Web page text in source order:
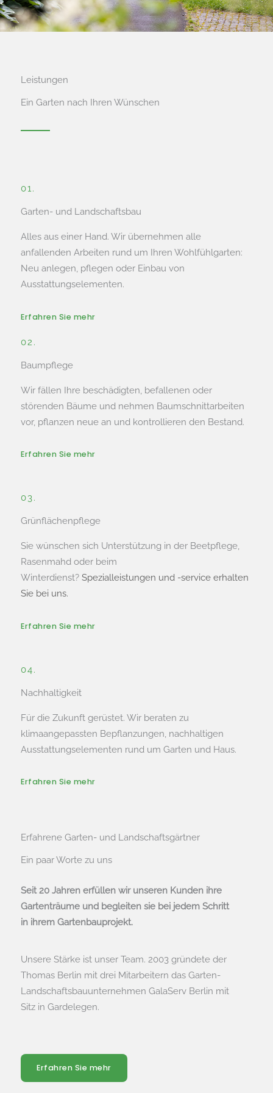
Wir realisieren alles aus einer Hand. Wir holen
schnell, professionell und zu fairen Preisen.
Leistungen
Ein Garten nach Ihren Wünschen
01.
Garten- und Landschaftsbau
Alles aus einer Hand. Wir übernehmen alle
anfallenden Arbeiten rund um Ihren Wohlfühlgarten:
Neu anlegen, pflegen oder Einbau von
Ausstattungselementen.
Erfahren Sie mehr
02.
Baumpflege
Wir fällen Ihre beschädigten, befallenen oder
störenden Bäume und nehmen Baumschnittarbeiten
vor, pflanzen neue an und kontrollieren den Bestand.
Erfahren Sie mehr
03.
Grünflächenpflege
Sie wünschen sich Unterstützung in der Beetpflege,
Rasenmahd oder beim
Winterdienst? Spezialleistungen und -service erhalten
Sie bei uns.
Erfahren Sie mehr
04.
Nachhaltigkeit
Für die Zukunft gerüstet. Wir beraten zu
klimaangepassten Bepflanzungen, nachhaltigen
Ausstattungselementen rund um Garten und Haus.
Erfahren Sie mehr
Erfahrene Garten- und Landschaftsgärtner
Ein paar Worte zu uns
Seit 20 Jahren erfüllen wir unseren Kunden ihre
Gartenträume und begleiten sie bei jedem Schritt
in ihrem Gartenbauprojekt.
Unsere Stärke ist unser Team. 2003 gründete der
Thomas Berlin mit drei Mitarbeitern das Garten-
Landschaftsbauunternehmen GalaServ Berlin mit
Sitz in Gardelegen.
Erfahren Sie mehr